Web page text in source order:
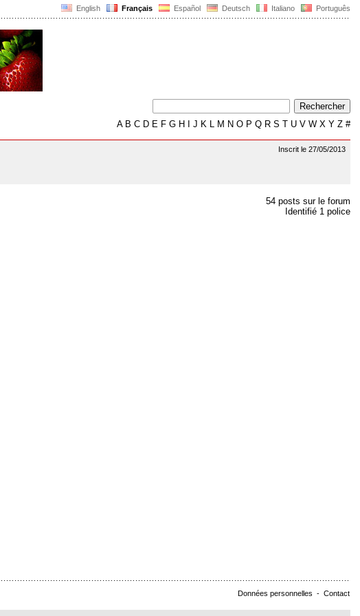
English Français Español Deutsch Italiano Português
AB C D E F G H J K L M N O P Q R S T U V W X Y Z #
Inscrit le 27/05/2013
54 posts sur le forum
Identifié 1 police
Données personnelles - Contact